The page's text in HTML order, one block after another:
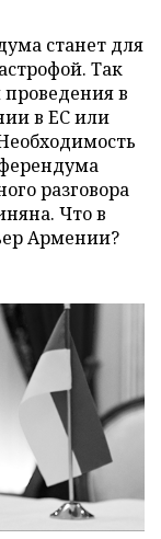
станет для
Так
в
в ЕС или
разговора
Что в
Армении?